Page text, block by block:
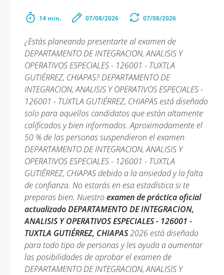
14 min. 07/08/2026 07/08/2026
¿Estás planeando presentarte al examen de
DEPARTAMENTO DE INTEGRACION, ANALISIS Y
OPERATIVOS ESPECIALES - 126001 - TUXTLA
GUTIÉRREZ, CHIAPAS? DEPARTAMENTO DE
INTEGRACION, ANALISIS Y OPERATIVOS ESPECIALES -
126001 - TUXTLA GUTIÉRREZ, CHIAPAS está diseñado
solo para aquellos candidatos que están altamente
calificados y bien informados. Aproximadamente el
50 % de las personas suspendieron el examen
DEPARTAMENTO DE INTEGRACION, ANALISIS Y
OPERATIVOS ESPECIALES - 126001 - TUXTLA
GUTIÉRREZ, CHIAPAS debido a la ansiedad y la falta
de confianza. No estarás en esa estadística si te
preparas bien. Nuestroexamen de práctica oficial
actualizado DEPARTAMENTO DE INTEGRACION,
ANALISIS Y OPERATIVOS ESPECIALES - 126001 -
TUXTLA GUTIÉRREZ, CHIAPAS2026 está diseñado
para todo tipo de personas y les ayuda a aumentar
las posibilidades de aprobar el examen de
DEPARTAMENTO DE INTEGRACION, ANALISIS Y